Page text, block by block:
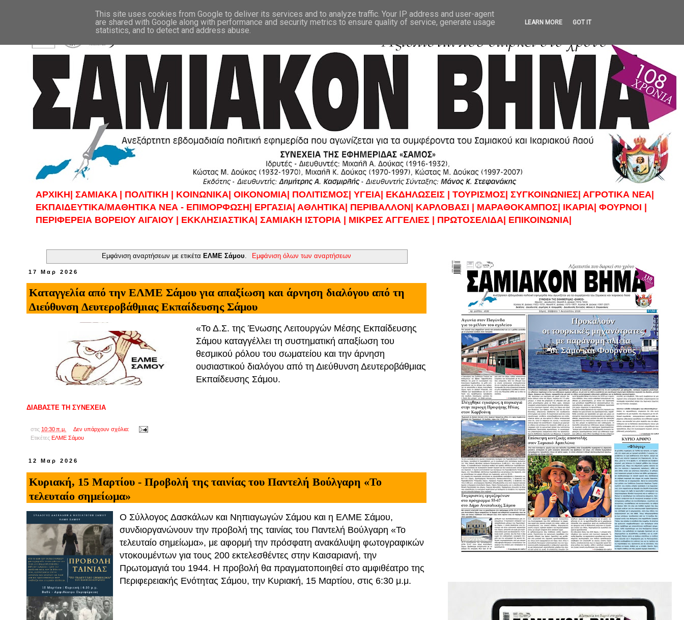
ΑΡΧΙΚΗ| ΣAMIAKA | ΠΟΛΙΤΙΚΗ | KOINΩΝΙΚΑ| ΟΙΚΟΝΟΜΙΑ| ΠΟΛΙΤΙΣΜΟΣ| ΥΓΕΙΑ| ΕΚΔΗΛΩΣΕΙΣ | ΤΟΥΡΙΣΜΟΣ| ΣΥΓΚΟΙΝΩΝΙΕΣ| ΑΓΡΟΤΙΚΑ ΝΕΑ|
ΕΚΠΑΙΔΕΥΤΙΚΑ/ΜΑΘΗΤΙΚΑ ΝΕΑ - ΕΠΙΜΟΡΦΩΣΗ| ΕΡΓΑΣΙΑ| ΑΘΛΗΤΙΚΑ| ΠΕΡΙΒΑΛΛΟΝ| ΚΑΡΛΟΒΑΣΙ | ΜΑΡΑΘΟΚΑΜΠΟΣ| ΙΚΑΡΙΑ| ΦΟΥΡΝΟΙ |
ΠΕΡΙΦΕΡΕΙΑ ΒΟΡΕΙΟΥ ΑΙΓΑΙΟΥ |
ΕΚΚΛΗΣΙΑΣΤΙΚΑ| ΣΑΜΙΑΚΗ ΙΣΤΟΡΙΑ | ΜΙΚΡΕΣ ΑΓΓΕΛΙΕΣ | ΠΡΩΤΟΣΕΛΙΔΑ| ΕΠΙΚΟΙΝΩΝΙΑ|
Εμφάνιση αναρτήσεων με ετικέτα ΕΛΜΕ Σάμου Εμφάνιση όλων των αναρτήσεων
17 Μαρ 2026
Καταγγελία από την ΕΛΜΕ Σάμου για απαξίωση και άρνηση διαλόγου από τη
Διεύθυνση Δευτεροβάθμιας Εκπαίδευσης Σάμου
«Το Δ.Σ. της Ένωσης Λειτουργών Μέσης Εκπαίδευσης
Σάμου καταγγέλλει τη συστηματική απαξίωση του
θεσμικού ρόλου του σωματείου και την άρνηση
ουσιαστικού διαλόγου από τη Διεύθυνση Δευτεροβάθμιας
Εκπαίδευσης Σάμου.
ΔΙΑΒΑΣΤΕ ΤΗ ΣΥΝΕΧΕΙΑ
στις 10:30 π.μ.
Δεν υπάρχουν σχόλια:
Ετικέτες ΕΛΜΕ Σάμου
12 Μαρ 2026
Κυριακή, 15 Μαρτίου - Προβολή της ταινίας του Παντελή Βούλγαρη «Το
τελευταίο σημείωμα»
Ο Σύλλογος Δασκάλων και Νηπιαγωγών Σάμου και η ΕΛΜΕ Σάμου,
συνδιοργανώνουν την προβολή της ταινίας του Παντελή Βούλγαρη «Το
τελευταίο σημείωμα», με αφορμή την πρόσφατη ανακάλυψη φωτογραφικών
ντοκουμέντων για τους 200 εκτελεσθέντες στην Καισαριανή, την
Πρωτομαγιά του 1944. Η προβολή θα πραγματοποιηθεί στο αμφιθέατρο της
Περιφερειακής Ενότητας Σάμου, την Κυριακή, 15 Μαρτίου, στις 6:30 μ.μ.
This site uses cookies from Google to deliver its services and to analyze traffic. Your IP address and user-agent
are shared with Google along with performance and security metrics to ensure quality of service, generate usage
statistics, and to detect and address abuse.
LEARN MORE GOT IT